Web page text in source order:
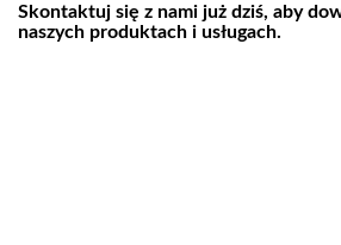
Skontaktuj się z nami już dziś, aby
naszych produktach i usługach.